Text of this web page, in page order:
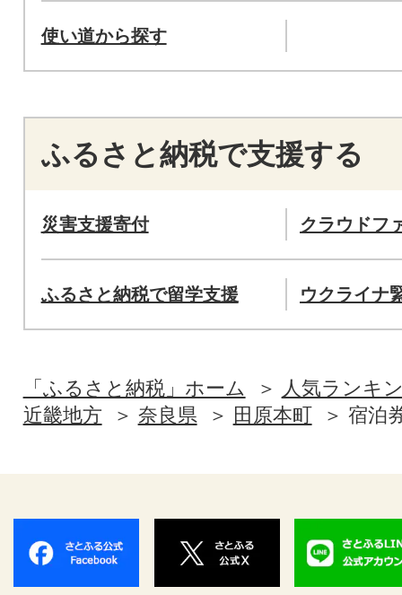
使い道から探す
ふるさと納税で支援する
災害支援寄付 クラウドフ
ふるさと納税で留学支援 ウクライナ
「ふるさと納税」ホーム
人気ランキ
近畿地方
奈良県 田原本町 宿泊